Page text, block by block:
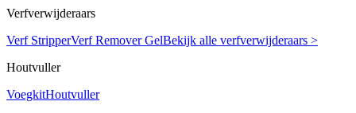
Verfverwijderaars
Verf StripperVerf Remover GelBekijk alle verfverwijderaars >
Houtvuller
VoegkitHoutvuller